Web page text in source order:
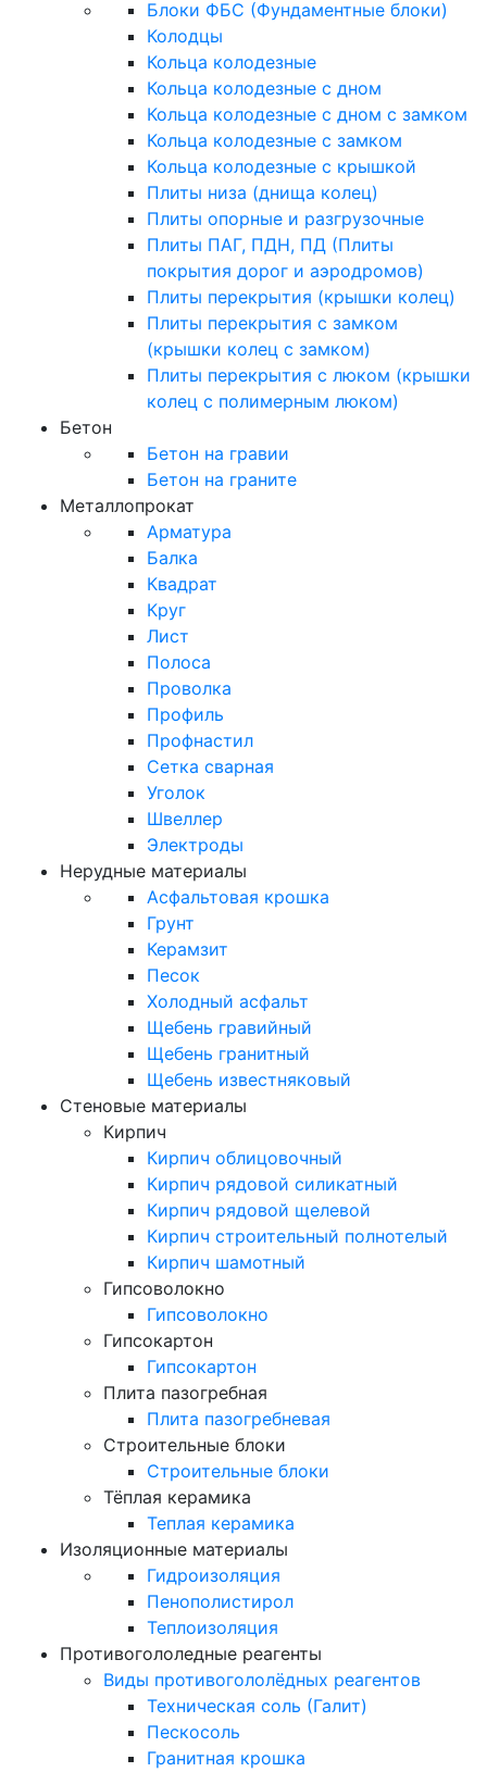
Блоки ФБС (Фундаментные блоки)
Колодцы
Кольца колодезные
Кольца колодезные с дном
Кольца колодезные с дном с замком
Кольца колодезные с замком
Кольца колодезные с крышкой
Плиты низа (днища колец)
Плиты опорные и разгрузочные
Плиты ПАГ, ПДН, ПД (Плиты
покрытия дорог и аэродромов)
Плиты перекрытия (крышки колец)
Плиты перекрытия с замком
(крышки колец с замком)
Плиты перекрытия с люком (крышки
колец с полимерным люком)
Бетон
Бетон на гравии
Бетон на граните
Металлопрокат
Арматура
Балка
Квадрат
Круг
Лист
Полоса
Проволка
Профиль
Профнастил
Сетка сварная
Уголок
Швеллер
Электроды
Нерудные материалы
Асфальтовая крошка
Грунт
Керамзит
Песок
Холодный асфальт
Щебень гравийный
Щебень гранитный
Щебень известняковый
Стеновые материалы
Кирпич
Кирпич облицовочный
Кирпич рядовой силикатный
Кирпич рядовой щелевой
Кирпич строительный полнотелый
Кирпич шамотный
Гипсоволокно
Гипсоволокно
Гипсокартон
Гипсокартон
Плита пазогребная
Плита пазогребневая
Строительные блоки
Строительные блоки
Тёплая керамика
Теплая керамика
Изоляционные материалы
Гидроизоляция
Пенополистирол
Теплоизоляция
Противогололедные реагенты
Виды противогололёдных реагентов
Техническая соль (Галит)
Пескосоль
Гранитная крошка